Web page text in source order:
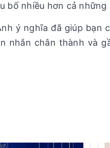
bố nhiều hơn cả
ý nghĩa đã giúp bạn
nhắn chân thành và